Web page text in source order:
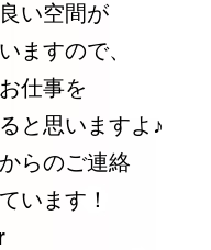
い空間が
ますので、
仕事を
と思いますよ♪
らのご連絡
います！